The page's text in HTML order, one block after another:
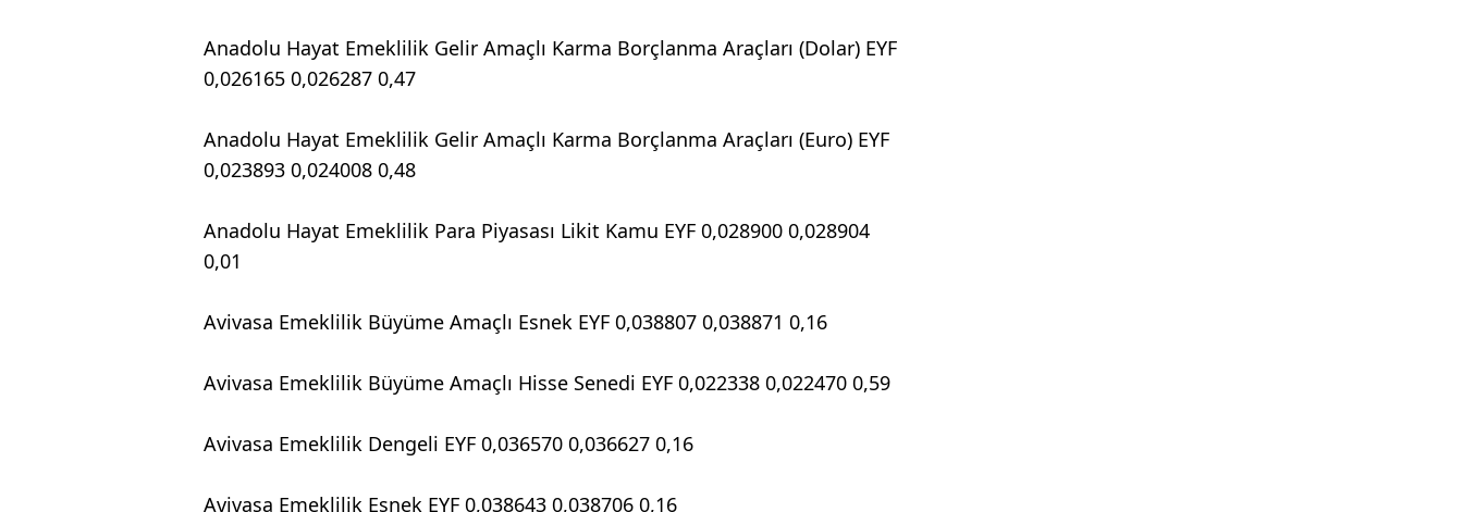
Anadolu Hayat Emeklilik Gelir Amaçlı Karma Borçlanma Araçları (Dolar) EYF
0,026165 0,026287 0,47
Anadolu Hayat Emeklilik Gelir Amaçlı Karma Borçlanma Araçları (Euro) EYF
0,023893 0,024008 0,48
Anadolu Hayat Emeklilik Para Piyasası Likit Kamu EYF 0,028900 0,028904
0,01
Avivasa Emeklilik Büyüme Amaçlı Esnek EYF 0,038807 0,038871 0,16
Avivasa Emeklilik Büyüme Amaçlı Hisse Senedi EYF 0,022338 0,022470 0,59
Avivasa Emeklilik Dengeli EYF 0,036570 0,036627 0,16
Avivasa Emeklilik Esnek EYF 0,038643 0,038706 0,16